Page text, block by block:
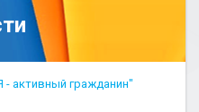
- активный гражданин"